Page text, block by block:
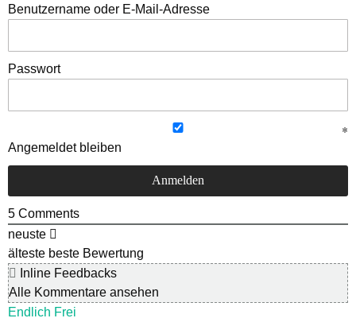
Benutzername oder E-Mail-Adresse
Passwort
Angemeldet bleiben
5 Comments
neuste
älteste beste Bewertung
Inline Feedbacks
Alle Kommentare ansehen
Endlich Frei